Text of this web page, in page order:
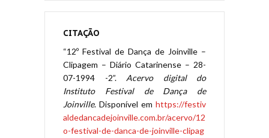
CITAÇÃO
“12º Festival de Dança de Joinville –
Clipagem – Diário Catarinense – 28-
07-1994 -2”. Acervo digital do
Instituto Festival de Dança de
Joinville. Disponível em https://festiv
aldedancadejoinville.com.br/acervo/12
o-festival-de-danca-de-joinville-clipag